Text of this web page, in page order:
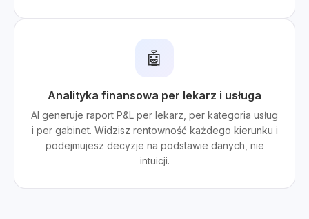
🤖
Analityka finansowa per lekarz i usługa
AI generuje raport P&L per lekarz, per kategoria usług
i per gabinet. Widzisz rentowność każdego kierunku i
podejmujesz decyzje na podstawie danych, nie
intuicji.